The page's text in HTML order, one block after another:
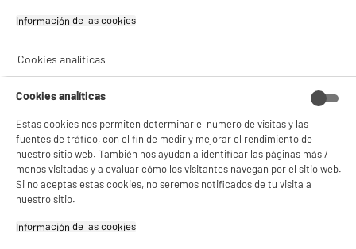
Con el fin de mejorar tu experiencia, y tras tu consentimiento, ELECTRO DEPOT
- ofrecer publicidad y comunicaciones personalizadas
- analizar el tráfico en nuestro sitio web Consulta la política de cookies.
Consulta la política de cookies..
Si aceptas, la experiencia será aún mejor. Si no acepta, se utilizarán cookies
estadísticas anónimas basadas en tu navegación. Puedes oponerte a su uso
gestionando sus cookies.
¡Buena visita!
Información de las cookies‎
Cookies analíticas
Cookies analíticas
Estas cookies nos permiten determinar el número de visitas y las
fuentes de tráfico, con el fin de medir y mejorar el rendimiento de
nuestro sitio web. También nos ayudan a identificar las páginas más /
menos visitadas y a evaluar cómo los visitantes navegan por el sitio web.
Si no aceptas estas cookies, no seremos notificados de tu visita a
nuestro sitio.
Información de las cookies‎